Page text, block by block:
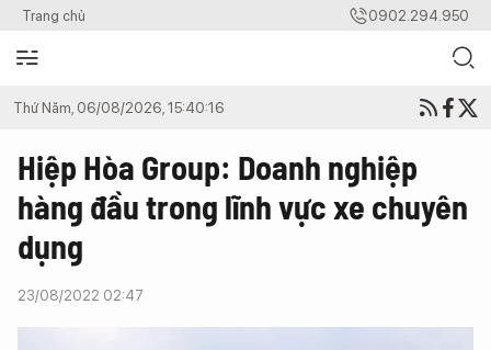
Trang chủ 0902.294.950
Thứ Năm, 06/08/2026, 15:40:16
Hiệp Hòa Group: Doanh nghiệp
hàng đầu trong lĩnh vực xe chuyên
dụng
23/08/2022 02:47